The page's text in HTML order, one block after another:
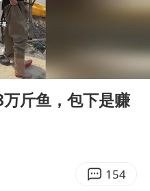
沙特土耳其巴基斯坦签署共同防务协议
一招提升气血
台风白海豚或吞并鲸鱼 登陆地点更新
全球首个长时储能一体化产业园量产
立秋后养心是关键
《歌手2026》歌王
斤鱼，包下是赚
154